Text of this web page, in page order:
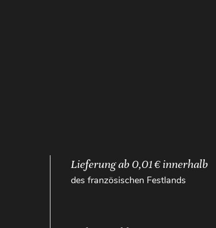
Lieferung ab 0,01 € innerhalb
des französischen Festlands